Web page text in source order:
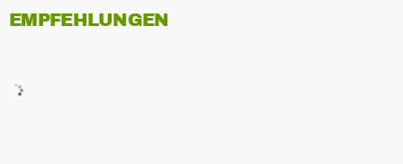
EMPFEHLUNGEN